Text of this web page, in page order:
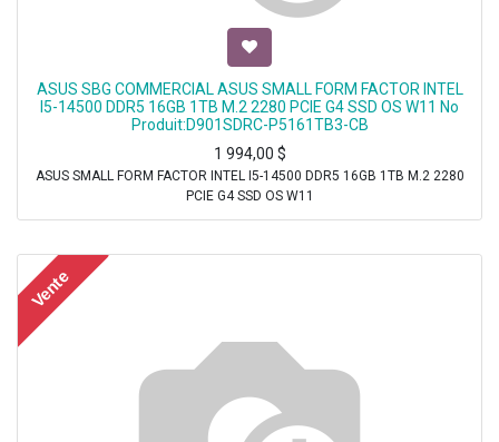
ASUS SBG COMMERCIAL ASUS SMALL FORM FACTOR INTEL
I5-14500 DDR5 16GB 1TB M.2 2280 PCIE G4 SSD OS W11 No
Produit:D901SDRC-P5161TB3-CB
1 994,00 $
ASUS SMALL FORM FACTOR INTEL I5-14500 DDR5 16GB 1TB M.2 2280
PCIE G4 SSD OS W11
Vente